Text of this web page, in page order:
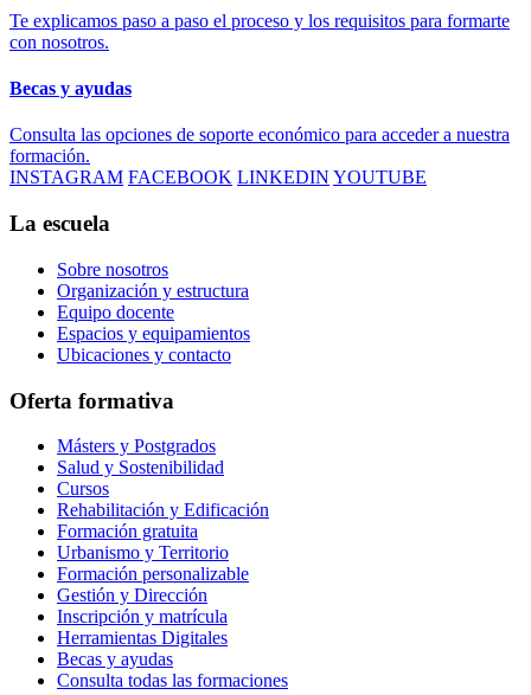
Te explicamos paso a paso el proceso y los requisitos para formarte
con nosotros.
Becas y ayudas
Consulta las opciones de soporte económico para acceder a nuestra
formación.
INSTAGRAM FACEBOOK LINKEDIN YOUTUBE
La escuela
Sobre nosotros
Organización y estructura
Equipo docente
Espacios y equipamientos
Ubicaciones y contacto
Oferta formativa
Másters y Postgrados
Salud y Sostenibilidad
Cursos
Rehabilitación y Edificación
Formación gratuita
Urbanismo y Territorio
Formación personalizable
Gestión y Dirección
Inscripción y matrícula
Herramientas Digitales
Becas y ayudas
Consulta todas las formaciones